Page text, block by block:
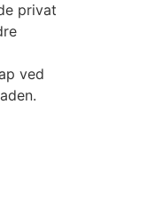
privat
ved